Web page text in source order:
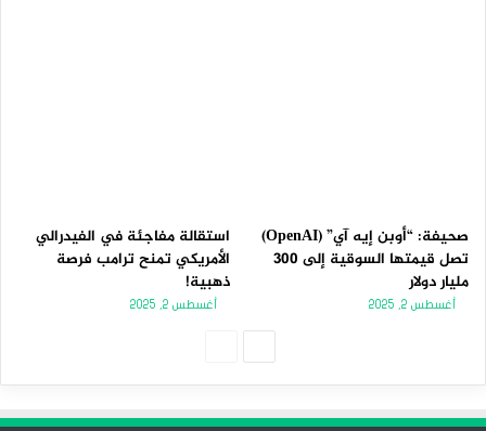
صحيفة: “أوبن إيه آي” (OpenAI)
تصل قيمتها السوقية إلى 300
مليار دولار
أغسطس 2, 2025
استقالة مفاجئة في الفيدرالي
الأمريكي تمنح ترامب فرصة
ذهبية!
أغسطس 2, 2025